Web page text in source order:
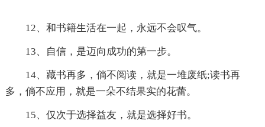
12、和书籍生活在一起，永远不会叹气。
13、自信，是迈向成功的第一步。
14、藏书再多，倘不阅读，就是一堆废纸;读书再
多，倘不应用，就是一朵不结果实的花蕾。
15、仅次于选择益友，就是选择好书。